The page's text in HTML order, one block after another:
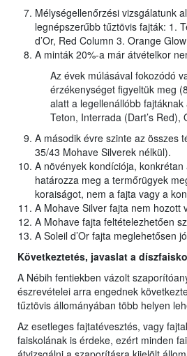
Mélységellenőrzési vizsgálatunk
legnépszerűbb tűztövis fajták: 1.
d’Or, Red Column 3. Orange
A minták 20%-a már átvételkor
Az évek múlásával fokozódó
érzékenységet figyeltük meg
alatt a legellenállóbb
Teton, Interrada (Dart’s Red),
A második évre szinte az összes
35/43 Mohave Silverek nélkül).
A növények kondíciója,
határozza meg a termőrügyek
koraiságot, nem a fajta vagy a
A Mohave Silver fajta nem hozott
A Mohave fajta feltételezhetően
A Soleil d’Or fajta meglehetősen
Következtetés, javaslat a
A Nébih fentiekben vázolt
észrevételei arra engednek
tűztövis állományában több helyen
Az esetleges fajtatévesztés, vagy
faiskolának is érdeke, ezért minden